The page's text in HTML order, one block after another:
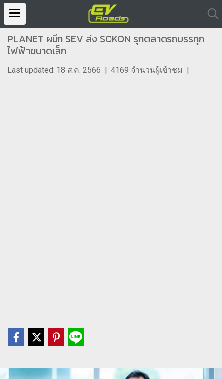
PLANET ผนึก SEV ส่ง SOKON รุกตลาดรถบรรทุก
ไฟฟ้าขนาดเล็ก
Last updated: 18 ส.ค. 2566 | 4169 จำนวนผู้เข้าชม |